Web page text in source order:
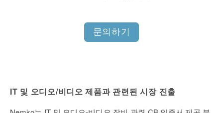
문의하기
IT 및 오디오/비디오 제품과 관련된 시장 진출